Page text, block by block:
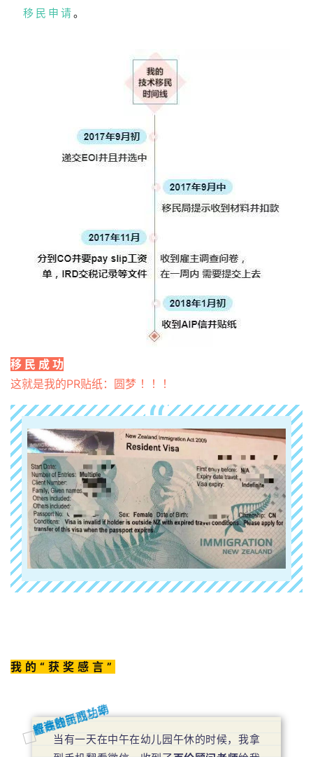
移民申请。
移 民 成 功
这就是我的PR贴纸：圆梦 ！！！
“
我的“获奖感言”
当有一天在中午在幼儿园午休的时候，我拿